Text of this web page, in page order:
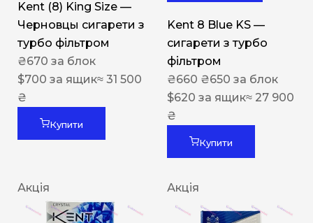
Kent (8) King Size —
Черновцы сигарети з
турбо фільтром
₴670 за блок
$700 за ящик≈ 31 500
₴
Купити
Kent 8 Blue KS —
сигарети з турбо
фільтром
₴660 ₴650 за блок
$620 за ящик≈ 27 900
₴
Купити
Акція Акція